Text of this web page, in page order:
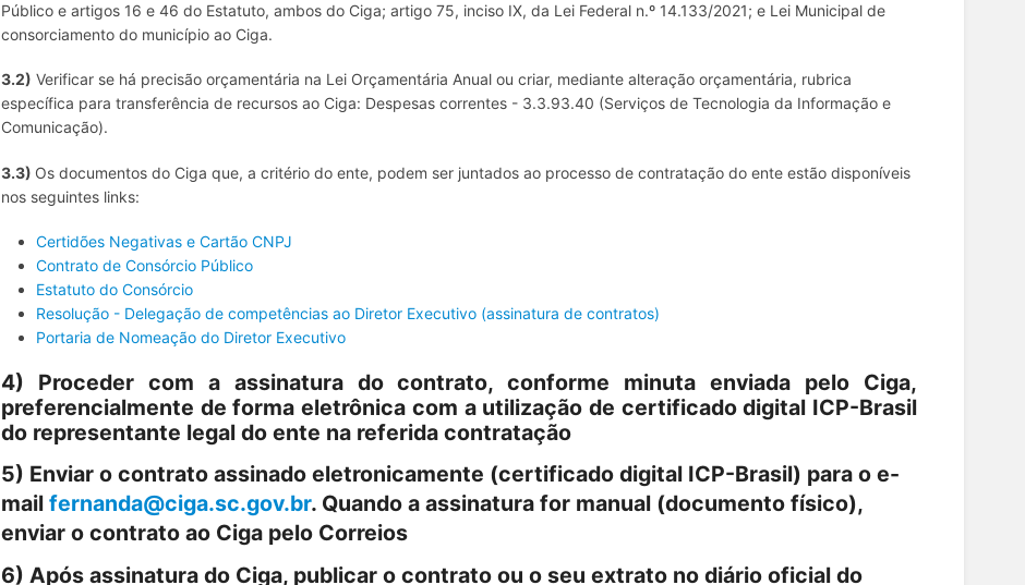
Público e artigos 16 e 46 do Estatuto, ambos do Ciga; artigo 75, inciso IX, da Lei Federal n.º 14.133/2021; e Lei Municipal de
consorciamento do município ao Ciga.
3.2) Verificar se há precisão orçamentária na Lei Orçamentária Anual ou criar, mediante alteração orçamentária, rubrica
específica para transferência de recursos ao Ciga: Despesas correntes - 3.3.93.40 (Serviços de Tecnologia da Informação e
Comunicação).
3.3) Os documentos do Ciga que, a critério do ente, podem ser juntados ao processo de contratação do ente estão disponíveis
nos seguintes links:
Certidões Negativas e Cartão CNPJ
Contrato de Consórcio Público
Estatuto do Consórcio
Resolução - Delegação de competências ao Diretor Executivo (assinatura de contratos)
Portaria de Nomeação do Diretor Executivo
4) Proceder com a assinatura do contrato, conforme minuta enviada pelo Ciga,
preferencialmente de forma eletrônica com a utilização de certificado digital ICP-Brasil
do representante legal do ente na referida contratação
5) Enviar o contrato assinado eletronicamente (certificado digital ICP-Brasil) para o e-
mail fernanda@ciga.sc.gov.br. Quando a assinatura for manual (documento físico),
enviar o contrato ao Ciga pelo Correios
6) Após assinatura do Ciga, publicar o contrato ou o seu extrato no diário oficial do